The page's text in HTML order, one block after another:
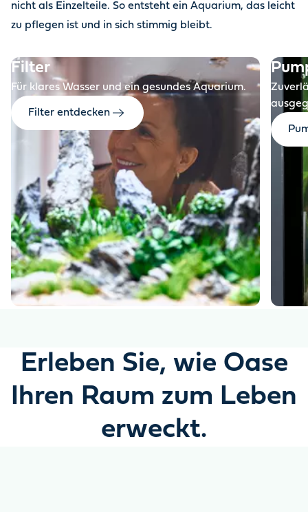
nicht als Einzelteile. So entsteht ein Aquarium, das leicht
zu pflegen ist und in sich stimmig bleibt.
Filter
Für klares Wasser und ein gesundes Aquarium.
Filter entdecken
Erleben Sie, wie Oase
Ihren Raum zum Leben
erweckt.